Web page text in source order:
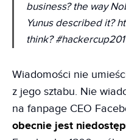
business? the way
Yunus described it?
think?
Wiadomości nie
z jego sztabu. Nie
na fanpage CEO
obecnie jest